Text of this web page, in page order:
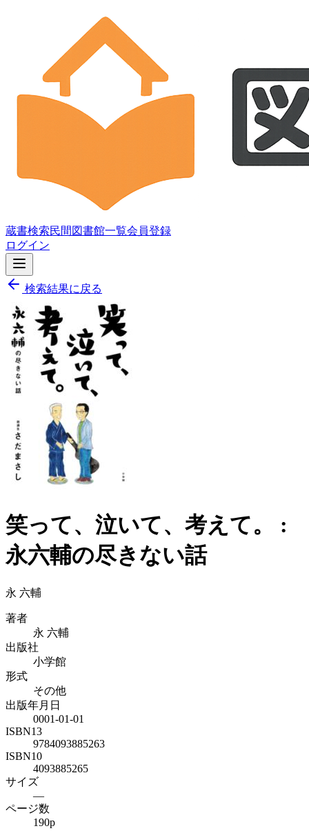
蔵書検索民間図書館一覧会員登録
ログイン
検索結果に戻る
笑って、泣いて、考えて。 :
永六輔の尽きない話
永 六輔
著者
永 六輔
出版社
小学館
形式
その他
出版年月日
0001-01-01
ISBN13
9784093885263
ISBN10
4093885265
サイズ
—
ページ数
190p